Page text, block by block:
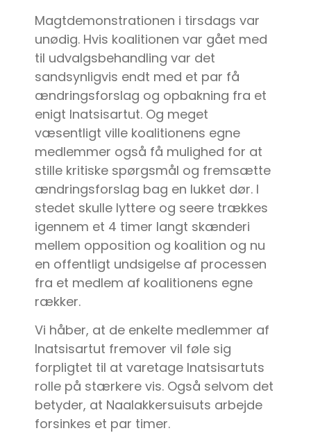
Magtdemonstrationen i tirsdags var
unødig. Hvis koalitionen var gået med
til udvalgsbehandling var det
sandsynligvis endt med et par få
ændringsforslag og opbakning fra et
enigt Inatsisartut. Og meget
væsentligt ville koalitionens egne
medlemmer også få mulighed for at
stille kritiske spørgsmål og fremsætte
ændringsforslag bag en lukket dør. I
stedet skulle lyttere og seere trækkes
igennem et 4 timer langt skænderi
mellem opposition og koalition og nu
en offentligt undsigelse af processen
fra et medlem af koalitionens egne
rækker.
Vi håber, at de enkelte medlemmer af
Inatsisartut fremover vil føle sig
forpligtet til at varetage Inatsisartuts
rolle på stærkere vis. Også selvom det
betyder, at Naalakkersuisuts arbejde
forsinkes et par timer.